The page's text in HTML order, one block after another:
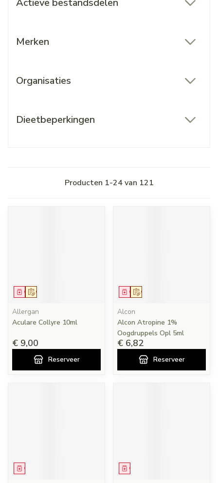
Actieve bestandsdelen
Merken
Organisaties
Dieetbeperkingen
Producten 1-24van 121
Op voorschrift
Geneesmiddel
Allergan
Aculare Collyre 10ml
€ 9,00
Reserveer
Op voorschrift
Geneesmiddel
Alcon
Alcon Atropine 1%
Oogdruppels Opl 5ml
€ 6,82
Reserveer
Geneesmiddel Geneesmiddel